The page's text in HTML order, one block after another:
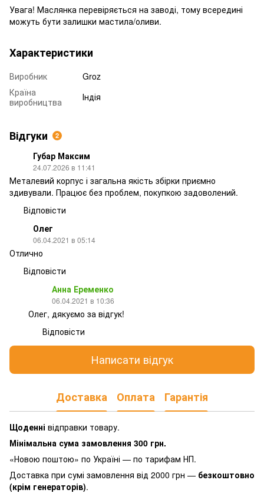
Увага! Маслянка перевіряється на заводі, тому всередині
можуть бути залишки мастила/оливи.
Характеристики
Виробник
Groz
Країна
виробництва
Індія
Відгуки 2
Губар Максим
24.07.2026 в 11:41
Металевий корпус і загальна якість збірки приємно
здивували. Працює без проблем, покупкою задоволений.
Відповісти
Олег
06.04.2021 в 05:14
Отлично
Відповісти
Анна Еременко
06.04.2021 в 10:36
Олег, дякуємо за відгук!
Відповісти
Написати відгук
Доставка Оплата Гарантія
Щоденні відправки товару.
Мінімальна сума замовлення 300 грн.
«Новою поштою» по Україні — по тарифам НП.
Доставка при сумі замовлення від 2000 грн — безкоштовно
(крім генераторів).